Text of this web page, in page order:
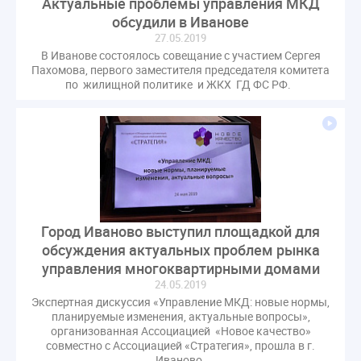
Комиссия РСПП по ЖКХ
Конституционный Суд
Лицензии
НК РФ
Награды Новая УК
ПМЭФ-2024
ПМЮФ
ПМЮФ-2024
Перепланировка ОДИ
Правительства РФ
Правительство диагностика
РКЦ
Разъяснения
Регулирование Малахов
Резолюция
Рейтинг
Свидетельство о поверке
Собрание собственников
Соглашение о сотрудничестве
Статья
Стратегия развития ЖКХ 2030
Судебная практика ЖКХ
Требования
Форум
Цифорвизация
арендатор
вентиляционные каналы
внеплановые проверки
выбор УК
гарантийная управляющая компания
обсудили в Иванове
27.05.2019
В Иванове состоялось совещание с участием Сергея
Пахомова, первого заместителя председателя комитета
по жилищной политике и ЖКХ ГД ФС РФ.
Город Иваново выступил площадкой для
обсуждения актуальных проблем рынка
управления многоквартирными домами
24.05.2019
Экспертная дискуссия «Управление МКД: новые нормы,
планируемые изменения, актуальные вопросы»,
организованная Ассоциацией «Новое качество»
совместно с Ассоциацией «Стратегия», прошла в г.